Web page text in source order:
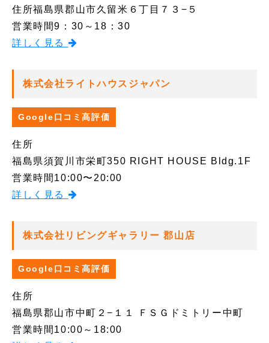
住所福島県郡山市久留米６丁目７３−５
営業時間9：30～18：30
詳しく見る
株式会社ライトハウスジャパン
Google口コミ高評価
住所
福島県須賀川市栄町350 RIGHT HOUSE Bldg.1F
営業時間 10:00〜20:00
詳しく見る
株式会社リビングギャラリー 郡山店
Google口コミ高評価
住所
福島県郡山市中町２−１１ ＦＳＧドミトリー中町
営業時間 10:00～18:00